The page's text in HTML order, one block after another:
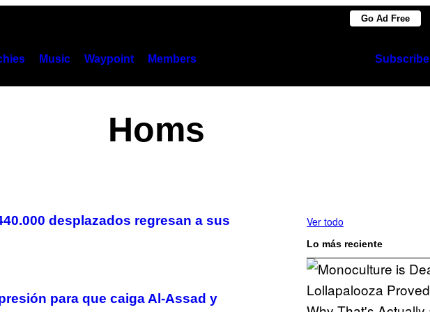
Go Ad Free
Music Waypoint Members Subscribe
Homs
desplazados regresan a sus
para que caiga Al-Assad y
Ver todo
Lo más reciente